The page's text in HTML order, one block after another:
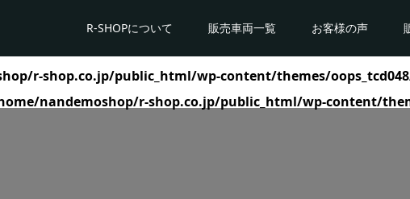
R-SHOPについて 販売車両一覧 お客様の声
r-shop.co.jp/public_html/wp-content/themes/
nandemoshop/r-shop.co.jp/public_html/wp-content/